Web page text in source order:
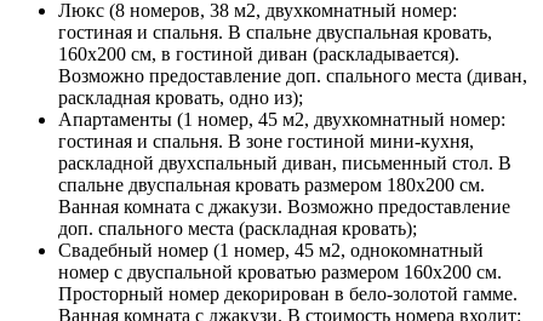
Люкс (8 номеров, 38 м2, двухкомнатный номер:
гостиная и спальня. В спальне двуспальная кровать,
160х200 см, в гостиной диван (раскладывается).
Возможно предоставление доп. спального места (диван,
раскладная кровать, одно из);
Апартаменты (1 номер, 45 м2, двухкомнатный номер:
гостиная и спальня. В зоне гостиной мини-кухня,
раскладной двухспальный диван, письменный стол. В
спальне двуспальная кровать размером 180х200 см.
Ванная комната с джакузи. Возможно предоставление
доп. спального места (раскладная кровать);
Свадебный номер (1 номер, 45 м2, однокомнатный
номер с двуспальной кроватью размером 160х200 см.
Просторный номер декорирован в бело-золотой гамме.
Ванная комната с джакузи. В стоимость номера входит: